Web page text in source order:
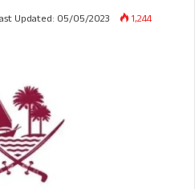
Updated: 05/05/2023
1,244